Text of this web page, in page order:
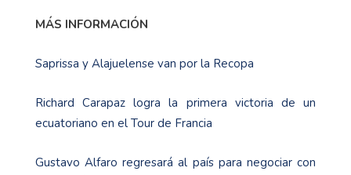
MÁS INFORMACIÓN
Saprissa y Alajuelense van por la Recopa
Richard Carapaz logra la primera victoria de un
ecuatoriano en el Tour de Francia
Gustavo Alfaro regresará al país para negociar con